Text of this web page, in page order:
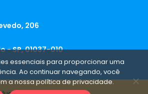
206
- SP, 01037-010
essenciais para proporcionar uma
Ao continuar navegando, você
a nossa política de privacidade.